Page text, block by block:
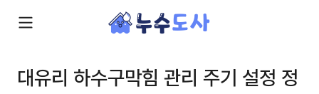
대유리 하수구막힘 관리 주기 설정 정